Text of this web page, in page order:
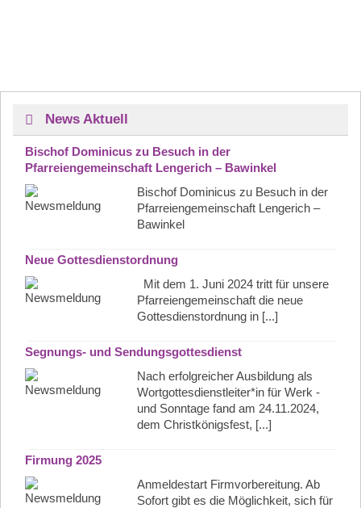
News Aktuell
Bischof Dominicus zu Besuch in der
Pfarreiengemeinschaft Lengerich – Bawinkel
Bischof Dominicus zu Besuch in der
Pfarreiengemeinschaft Lengerich –
Bawinkel
Neue Gottesdienstordnung
Mit dem 1. Juni 2024 tritt für unsere
Pfarreiengemeinschaft die neue
Gottesdienstordnung in [...]
Segnungs- und Sendungsgottesdienst
Nach erfolgreicher Ausbildung als
Wortgottesdienstleiter*in für Werk -
und Sonntage fand am 24.11.2024,
dem Christkönigsfest, [...]
Firmung 2025
Anmeldestart Firmvorbereitung. Ab
Sofort gibt es die Möglichkeit, sich für